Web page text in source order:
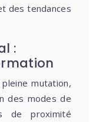
des tendances
:
mutation,
des modes de
de proximité